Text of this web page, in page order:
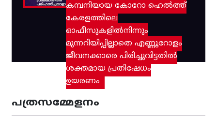
കമ്പനിയായ കോറോ ഹെൽത്ത്
കേരളത്തിലെ
ഓഫീസുകളിൽനിന്നും
മുന്നറിയിപ്പില്ലാതെ എണ്ണൂറോളം
ജീവനക്കാരെ പിരിച്ചുവിട്ടതിൽ‌
ശക്തമായ പ്രതിഷേധം
ഉയരണം
പത്രസമ്മേളനം